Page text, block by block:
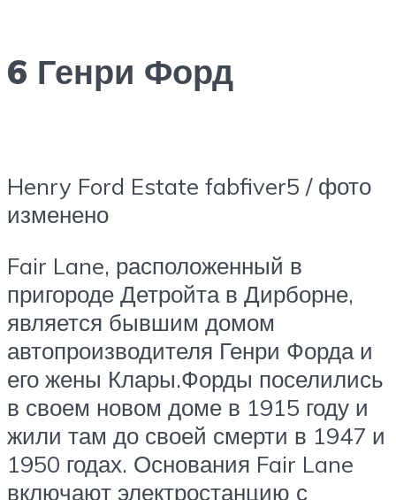
6 Генри Форд
Henry Ford Estate fabfiver5 / фото
изменено
Fair Lane, расположенный в
пригороде Детройта в Дирборне,
является бывшим домом
автопроизводителя Генри Форда и
его жены Клары.Форды поселились
в своем новом доме в 1915 году и
жили там до своей смерти в 1947 и
1950 годах. Основания Fair Lane
включают электростанцию ​​с